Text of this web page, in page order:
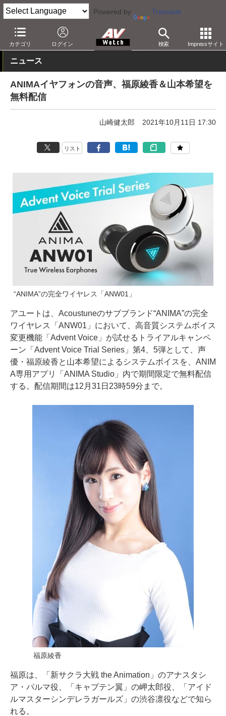
Powered by Translate
カテゴリ ログイン 検索 Impressサイト
AV Watch 製品 ヘッドフォン その他
ニュース
ANIMAイヤフォンの音声、福原綾香＆山本希望を
無料配信
山崎健太郎 2021年10月11日 17:30
リスト
“ANIMA”の完全ワイヤレス「ANW01」
アユートは、Acoustuneのサブブランド“ANIMA”の完全
ワイヤレス「ANW01」において、高音質システムボイス
変更機能「Advent Voice」が試せるトライアルキャンペ
ーン「Advent Voice Trial Series」第4、5弾として、声
優・福原綾香と山本希望によるシステムボイスを、ANIM
A専用アプリ「ANIMA Studio」内で期間限定で無料配信
する。配信期間は12月31日23時59分まで。
福原綾香
福原は、「新サクラ大戦 the Animation」のアナスタシ
ア・パルマ役、「キャプテン翼」の岬太郎役、「アイド
ルマスターシンデレラガールズ」の渋谷凛役などで知ら
れる。